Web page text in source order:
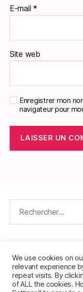
E-mail *
Site web
Enregistrer mon
navigateur pour
À PROPOS•
POLITIQUE DE
We use cookies on
relevant experience
repeat visits. By
of ALL the cookies.